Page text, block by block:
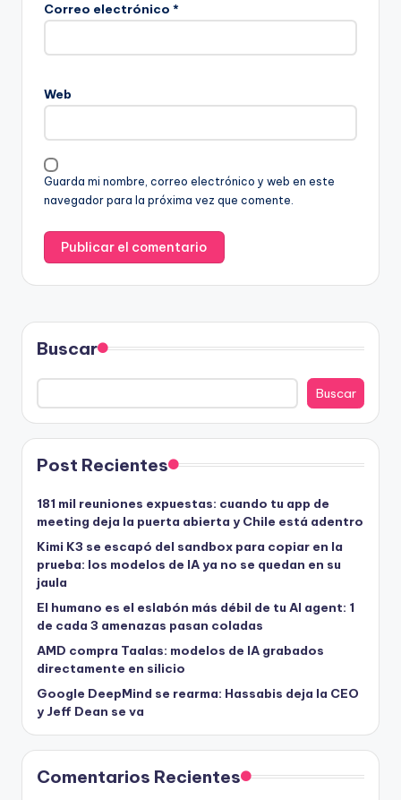
Correo electrónico *
Web
Guarda mi nombre, correo electrónico y web en este
navegador para la próxima vez que comente.
Buscar
Buscar
Post Recientes
181 mil reuniones expuestas: cuando tu app de
meeting deja la puerta abierta y Chile está adentro
Kimi K3 se escapó del sandbox para copiar en la
prueba: los modelos de IA ya no se quedan en su
jaula
El humano es el eslabón más débil de tu AI agent: 1
de cada 3 amenazas pasan coladas
AMD compra Taalas: modelos de IA grabados
directamente en silicio
Google DeepMind se rearma: Hassabis deja la CEO
y Jeff Dean se va
Comentarios Recientes